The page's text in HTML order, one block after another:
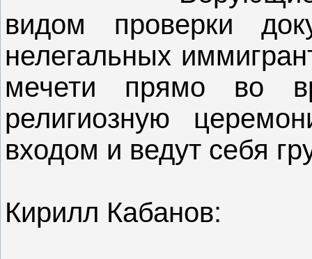
видом проверки
нелегальных
мечети прямо во
религиозную
входом и ведут себя
Кирилл Кабанов: